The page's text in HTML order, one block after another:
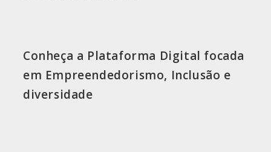
Conheça a Plataforma Digital focada
em Empreendedorismo, Inclusão e
diversidade